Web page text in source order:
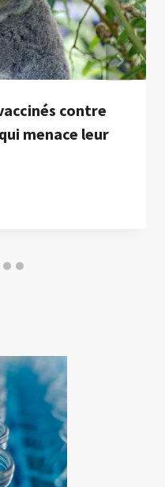
contre
menace leur